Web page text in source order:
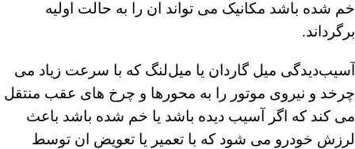
خم شده باشد مکانیک می تواند ان را به حالت اولیه
برگرداند.
آسیب‌دیدگی میل گاردان یا میل‌لنگ که با سرعت زیاد می
چرخد و نیروی موتور را به محورها و چرخ های عقب منتقل
می کند که اگر آسیب دیده باشد یا خم شده باشد باعث
لرزش خودرو می شود که با تعمیر یا تعویض ان توسط